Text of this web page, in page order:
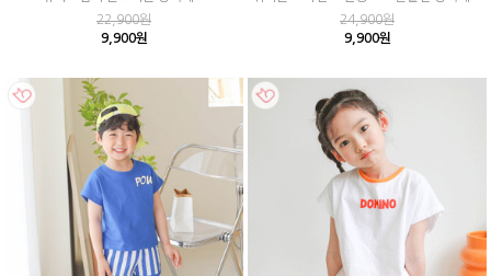
22,900원
9,900원
24,900원
9,900원